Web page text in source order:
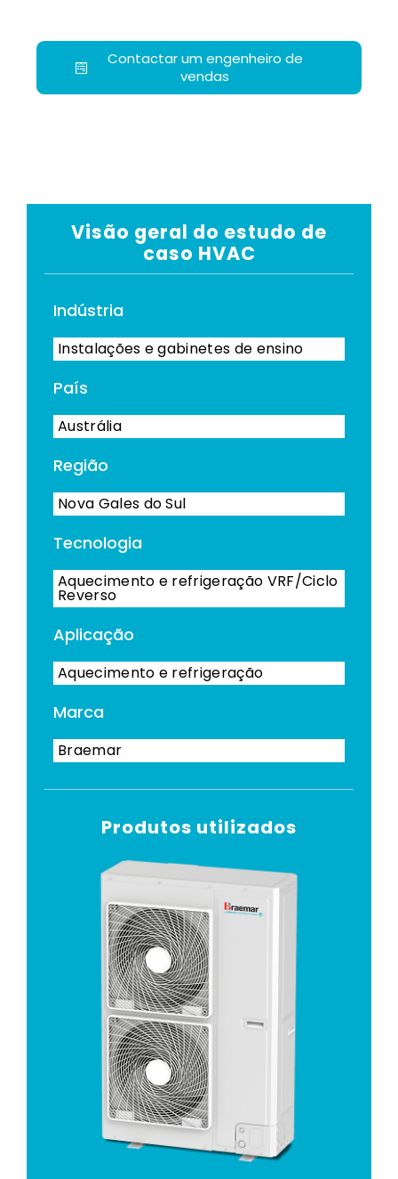
Contactar um engenheiro de
vendas
Visão geral do estudo de
caso HVAC
Indústria
Instalações e gabinetes de ensino
País
Austrália
Região
Nova Gales do Sul
Tecnologia
Aquecimento e refrigeração VRF/Ciclo
Reverso
Aplicação
Aquecimento e refrigeração
Marca
Braemar
Produtos utilizados